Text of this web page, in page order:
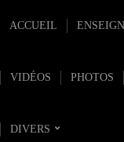
ACCUEIL
VIDÉOS PHOTOS
DIVERS